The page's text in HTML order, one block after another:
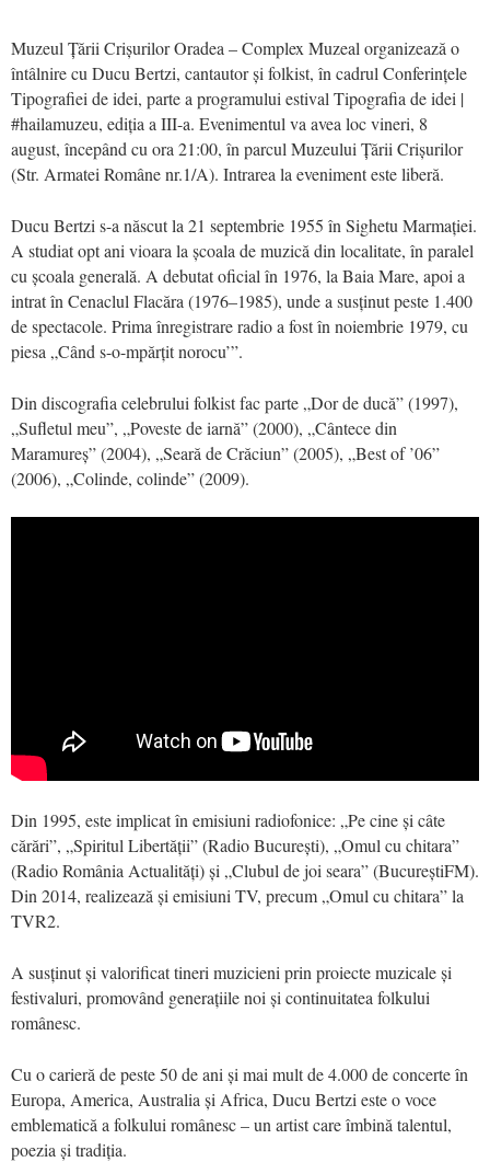
Muzeul Țării Crișurilor Oradea – Complex Muzeal organizează o
întâlnire cu Ducu Bertzi, cantautor și folkist, în cadrul Conferințele
Tipografiei de idei, parte a programului estival Tipografia de idei |
#hailamuzeu, ediția a III-a. Evenimentul va avea loc vineri, 8
august, începând cu ora 21:00, în parcul Muzeului Țării Crișurilor
(Str. Armatei Române nr.1/A). Intrarea la eveniment este liberă.
Ducu Bertzi s-a născut la 21 septembrie 1955 în Sighetu Marmației.
A studiat opt ani vioara la școala de muzică din localitate, în paralel
cu școala generală. A debutat oficial în 1976, la Baia Mare, apoi a
intrat în Cenaclul Flacăra (1976–1985), unde a susținut peste 1.400
de spectacole. Prima înregistrare radio a fost în noiembrie 1979, cu
piesa „Când s-o-mpărțit norocu’”.
Din discografia celebrului folkist fac parte „Dor de ducă” (1997),
„Sufletul meu”, „Poveste de iarnă” (2000), „Cântece din
Maramureș” (2004), „Seară de Crăciun” (2005), „Best of ’06”
(2006), „Colinde, colinde” (2009).
Din 1995, este implicat în emisiuni radiofonice: „Pe cine și câte
cărări”, „Spiritul Libertății” (Radio București), „Omul cu chitara”
(Radio România Actualități) și „Clubul de joi seara” (BucureștiFM).
Din 2014, realizează și emisiuni TV, precum „Omul cu chitara” la
TVR2.
A susținut și valorificat tineri muzicieni prin proiecte muzicale și
festivaluri, promovând generațiile noi și continuitatea folkului
românesc.
Cu o carieră de peste 50 de ani și mai mult de 4.000 de concerte în
Europa, America, Australia și Africa, Ducu Bertzi este o voce
emblematică a folkului românesc – un artist care îmbină talentul,
poezia și tradiția.